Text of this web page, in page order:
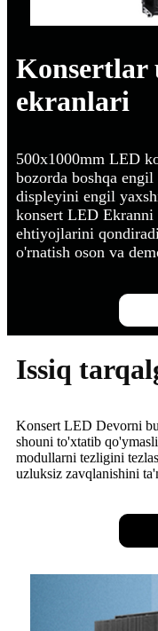
Konsertlar
ekranlari
500x1000mm LED
bozorda boshqa
displeyini engil
konsert LED
ehtiyojlarini
o'rnatish oson va
Issiq
Konsert LED Devorni
shouni to'xtatib
modullarni tezligini
uzluksiz zavqlanishini